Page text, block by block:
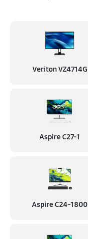
Veriton VZ4714G
Aspire C27-1
Aspire C24-1800